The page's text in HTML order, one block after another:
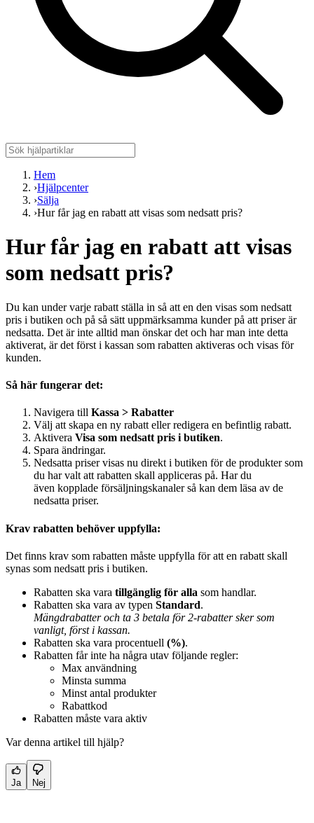
Hem
›Hjälpcenter
›Sälja
›Hur får jag en rabatt att visas som nedsatt pris?
Hur får jag en rabatt att visas
som nedsatt pris?
Du kan under varje rabatt ställa in så att en den visas som nedsatt
pris i butiken och på så sätt uppmärksamma kunder på att priser är
nedsatta. Det är inte alltid man önskar det och har man inte detta
aktiverat, är det först i kassan som rabatten aktiveras och visas för
kunden.
Så här fungerar det:
Navigera till Kassa > Rabatter
Välj att skapa en ny rabatt eller redigera en befintlig rabatt.
Aktivera Visa som nedsatt pris i butiken.
Spara ändringar.
Nedsatta priser visas nu direkt i butiken för de produkter som
du har valt att rabatten skall appliceras på. Har du
även kopplade försäljningskanaler så kan dem läsa av de
nedsatta priser.
Krav rabatten behöver uppfylla:
Det finns krav som rabatten måste uppfylla för att en rabatt skall
synas som nedsatt pris i butiken.
Rabatten ska vara tillgänglig för alla som handlar.
Rabatten ska vara av typen Standard.
Mängdrabatter och ta 3 betala för 2-rabatter sker som
vanligt, först i kassan.
Rabatten ska vara procentuell (%).
Rabatten får inte ha några utav följande regler:
Max användning
Minsta summa
Minst antal produkter
Rabattkod
Rabatten måste vara aktiv
Var denna artikel till hjälp?
Ja Nej